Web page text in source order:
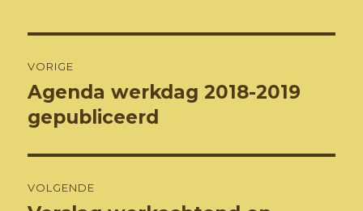
navigatie
VORIGE
Vorig
bericht:
Agenda werkdag 2018-2019
gepubliceerd
VOLGENDE